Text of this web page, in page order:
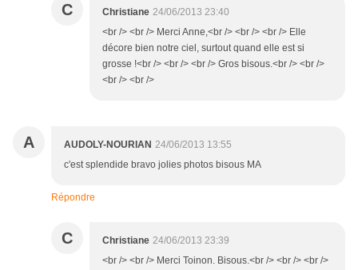
C Christiane 24/06/2013 23:40
<br /> <br /> Merci Anne,<br /> <br /> <br /> Elle
décore bien notre ciel, surtout quand elle est si
grosse !<br /> <br /> <br /> Gros bisous.<br /> <br />
<br /> <br />
A AUDOLY-NOURIAN 24/06/2013 13:55
c'est splendide bravo jolies photos bisous MA
Répondre
C Christiane 24/06/2013 23:39
<br /> <br /> Merci Toinon. Bisous.<br /> <br /> <br />